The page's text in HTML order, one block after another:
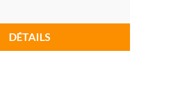
DÉTAILS